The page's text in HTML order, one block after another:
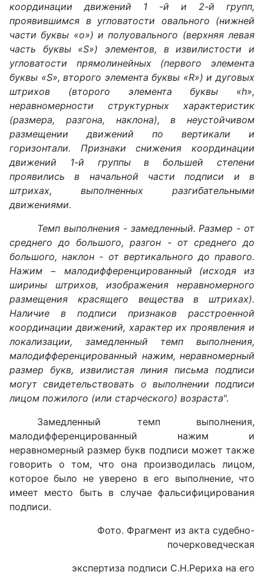
координации движений 1 -й и 2-й групп,
проявившимся в угловатости овального (нижней
части буквы «о») и полуовального (верхняя левая
часть буквы «S») элементов, в извилистости и
угловатости прямолинейных (первого элемента
буквы «S», второго элемента буквы «R») и дуговых
штрихов (второго элемента буквы «h»,
неравномерности структурных характеристик
(размера, разгона, наклона), в неустойчивом
размещении движений по вертикали и
горизонтали. Признаки снижения координации
движений 1-й группы в большей степени
проявились в начальной части подписи и в
штрихах, выполненных разгибательными
движениями.
Темп выполнения - замедленный. Размер - от
среднего до большого, разгон - от среднего до
большого, наклон - от вертикального до правого.
Нажим − малодифференцированный (исходя из
ширины штрихов, изображения неравномерного
размещения красящего вещества в штрихах).
Наличие в подписи признаков расстроенной
координации движений, характер их проявления и
локализации, замедленный темп выполнения,
малодифференцированный нажим, неравномерный
размер букв, извилистая линия письма подписи
могут свидетельствовать о выполнении подписи
лицом пожилого (или старческого) возраста".
Замедленный темп выполнения,
малодифференцированный нажим и
неравномерный размер букв подписи может также
говорить о том, что она производилась лицом,
которое было не уверено в его выполнение, что
имеет место быть в случае фальсифицирования
подписи.
Фото. Фрагмент из акта судебно-
почерковедческая
экспертиза подписи С.Н.Рериха на его